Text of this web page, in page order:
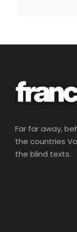
Far far away,
the countries
the blind texts.